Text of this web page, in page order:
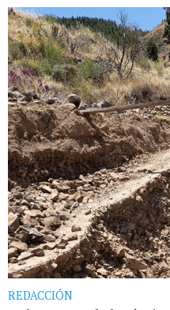
REDACCIÓN